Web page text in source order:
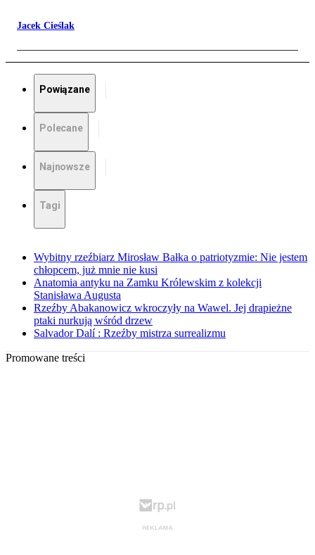
Jacek Cieślak
Powiązane
Polecane
Najnowsze
Tagi
Wybitny rzeźbiarz Mirosław Bałka o patriotyzmie: Nie jestem
chłopcem, już mnie nie kusi
Anatomia antyku na Zamku Królewskim z kolekcji
Stanisława Augusta
Rzeźby Abakanowicz wkroczyły na Wawel. Jej drapieżne
ptaki nurkują wśród drzew
Salvador Dalí : Rzeźby mistrza surrealizmu
Promowane treści